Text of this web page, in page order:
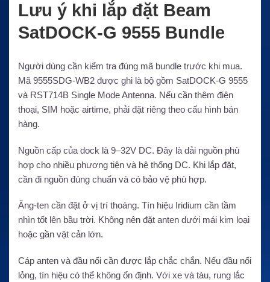
Lưu ý khi lắp đặt Beam
SatDOCK-G 9555 Bundle
Người dùng cần kiểm tra đúng mã bundle trước khi mua.
Mã 9555SDG-WB2 được ghi là bộ gồm SatDOCK-G 9555
và RST714B Single Mode Antenna. Nếu cần thêm điện
thoại, SIM hoặc airtime, phải đặt riêng theo cấu hình bán
hàng.
Nguồn cấp của dock là 9–32V DC. Đây là dải nguồn phù
hợp cho nhiều phương tiện và hệ thống DC. Khi lắp đặt,
cần đi nguồn đúng chuẩn và có bảo vệ phù hợp.
Ăng-ten cần đặt ở vị trí thoáng. Tín hiệu Iridium cần tầm
nhìn tốt lên bầu trời. Không nên đặt anten dưới mái kim loại
hoặc gần vật cản lớn.
Cáp anten và đầu nối cần được lắp chắc chắn. Nếu đầu nối
lỏng, tín hiệu có thể không ổn định. Với xe và tàu, rung lắc